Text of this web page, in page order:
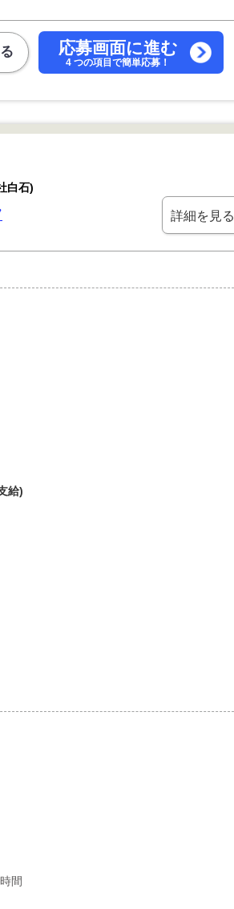
応募画面に進む
4 つの項目で簡単応募！
白石)
給)
間
詳細を見る